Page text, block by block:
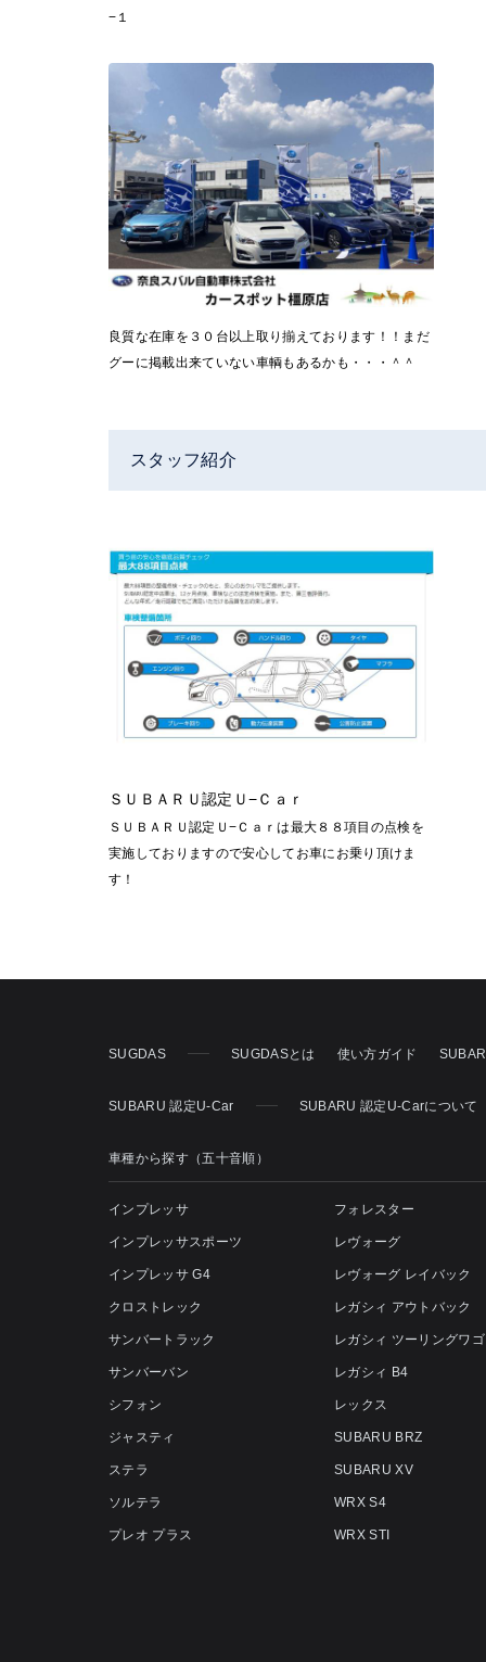
−１
良質な在庫を３０台以上取り揃えております！！まだ
グーに掲載出来ていない車輌もあるかも・・・＾＾
スタッフ紹介
ＳＵＢＡＲＵ認定Ｕ−Ｃａｒ
ＳＵＢＡＲＵ認定Ｕ−Ｃａｒは最大８８項目の点検を
実施しておりますので安心してお車にお乗り頂けま
す！
SUGDAS SUGDASとは 使い方ガイド
SUBARU 認定U-Car SUBARU 認定U-Carについて
車種から探す（五十音順）
インプレッサ
インプレッサスポーツ
インプレッサ G4
クロストレック
サンバートラック
サンバーバン
シフォン
ジャスティ
ステラ
ソルテラ
プレオ プラス
フォレスター
レヴォーグ
レヴォーグ レイバック
レガシィ アウトバック
レガシィ ツーリングワ
レガシィ B4
レックス
SUBARU BRZ
SUBARU XV
WRX S4
WRX STI